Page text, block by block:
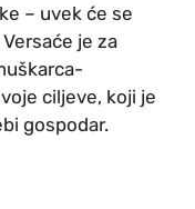
– uvek će se
je za
ciljeve, koji je
gospodar.